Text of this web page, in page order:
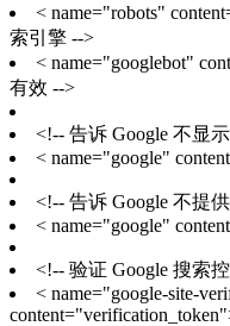
< name="robots"
索引擎 -->
< name="googlebot"
有效 -->
<!-- 告诉 Google 不显
< name="google"
<!-- 告诉 Google 不提
< name="google"
<!-- 验证 Google 搜索
< name="google-site-